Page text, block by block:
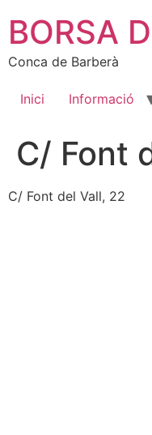
contingut
BORSA
Conca de Barberà
Inici Informació
C/ Font
C/ Font del Vall, 22